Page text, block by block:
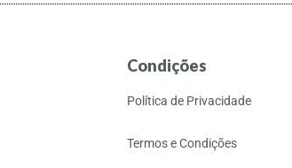
Condições
Política de Privacidade
Termos e Condições